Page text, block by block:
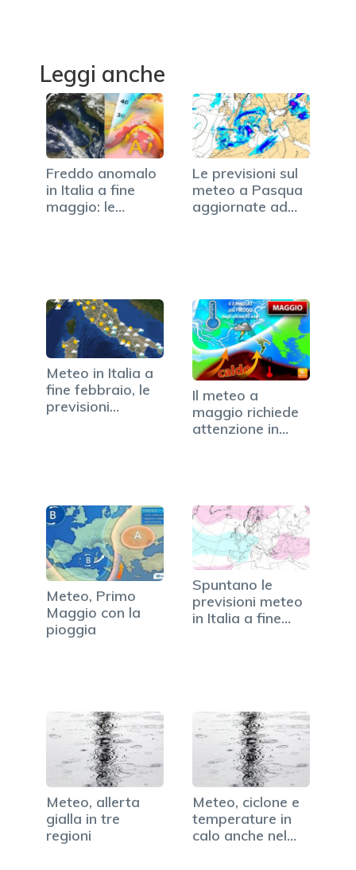
Leggi anche
Freddo anomalo
in Italia a fine
maggio: le…
Le previsioni sul
meteo a Pasqua
aggiornate ad
Meteo in Italia a
fine febbraio, le
previsioni
Il meteo a
maggio richiede
attenzione in
Meteo, Primo
Maggio con la
pioggia
Spuntano le
previsioni meteo
in Italia a fine
Meteo, allerta
gialla in tre
regioni
Meteo, ciclone e
temperature in
calo anche nel